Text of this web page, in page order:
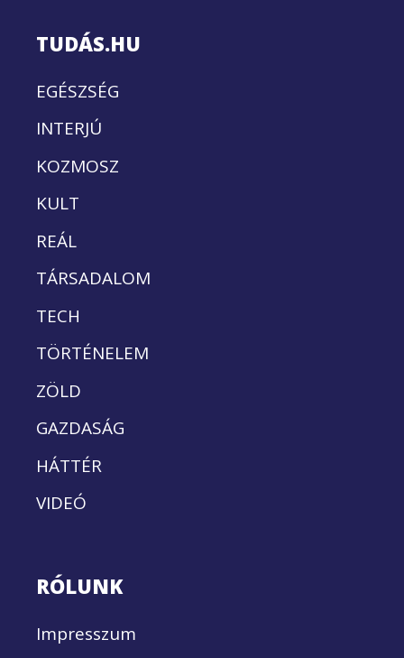
TUDÁS.HU
EGÉSZSÉG
INTERJÚ
KOZMOSZ
KULT
REÁL
TÁRSADALOM
TECH
TÖRTÉNELEM
ZÖLD
GAZDASÁG
HÁTTÉR
VIDEÓ
RÓLUNK
Impresszum